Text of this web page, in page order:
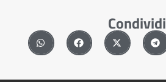
Condividi